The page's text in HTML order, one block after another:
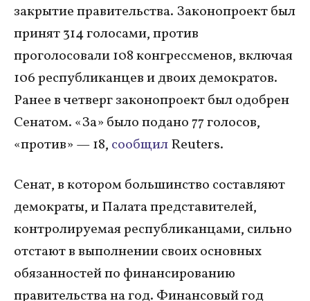
закрытие правительства. Законопроект был
принят 314 голосами, против
проголосовали 108 конгрессменов, включая
106 республиканцев и двоих демократов.
Ранее в четверг законопроект был одобрен
Сенатом. «За» было подано 77 голосов,
«против» — 18, сообщилReuters.
Сенат, в котором большинство составляют
демократы, и Палата представителей,
контролируемая республиканцами, сильно
отстают в выполнении своих основных
обязанностей по финансированию
правительства на год. Финансовый год